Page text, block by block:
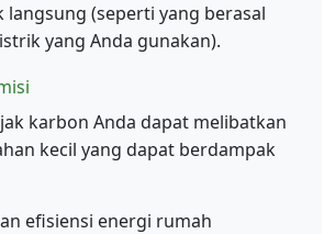
langsung (seperti yang berasal
yang Anda gunakan).
karbon Anda dapat melibatkan
kecil yang dapat berdampak
efisiensi energi rumah